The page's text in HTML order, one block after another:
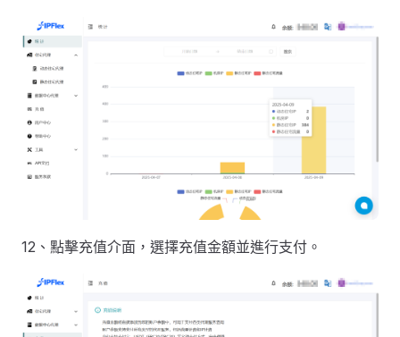
12、點擊充值介面，選擇充值金額並進行支付。